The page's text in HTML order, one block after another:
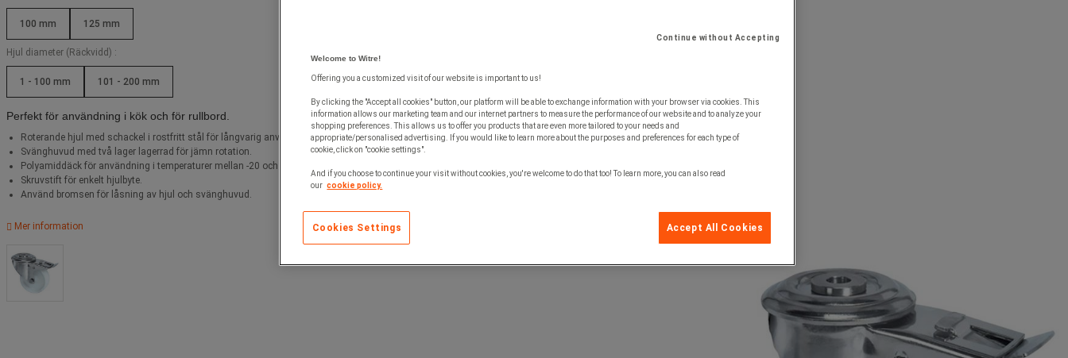
100 mm 125 mm
Hjul diameter (Räckvidd) :
1 - 100 mm 101 - 200 mm
Perfekt för användning i kök och för rullbord.
Roterande hjul med schackel i rostfritt stål för långvarig användning.
Svänghuvud med två lager lagerrad för jämn rotation.
Polyamiddäck för användning i temperaturer mellan -20 och +80 °C.
Skruvstift för enkelt hjulbyte.
Använd bromsen för låsning av hjul och svänghuvud.
Mer information
Continue without Accepting
Welcome to Witre!
Offering you a customized visit of our website is important to us!
By clicking the "Accept all cookies" button, our platform will be able to exchange information with your browser via cookies. This
information allows our marketing team and our internet partners to measure the performance of our website and to analyze your
shopping preferences. This allows us to offer you products that are even more tailored to your needs and
appropriate/personalised advertising. If you would like to learn more about the purposes and preferences for each type of
cookie, click on "cookie settings".
And if you choose to continue your visit without cookies, you're welcome to do that too! To learn more, you can also read
our cookie policy.
Accept All Cookies
Cookies Settings